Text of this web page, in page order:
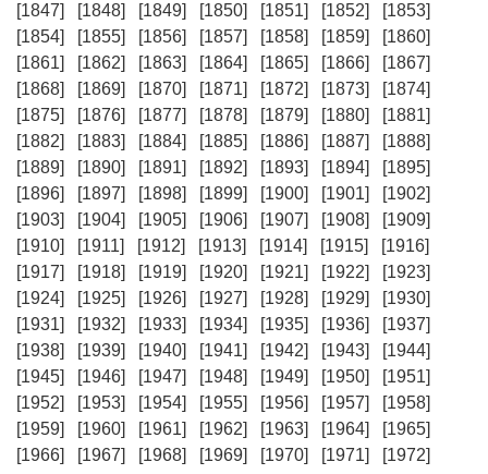
[1847]
[1848] [1849] [1850] [1851] [1852]
[1853]
[1854]
[1855] [1856] [1857] [1858] [1859]
[1860]
[1861]
[1862] [1863] [1864] [1865] [1866]
[1867]
[1868]
[1869] [1870] [1871] [1872] [1873]
[1874]
[1875]
[1876] [1877] [1878] [1879] [1880]
[1881]
[1882]
[1883] [1884] [1885] [1886] [1887]
[1888]
[1889]
[1890] [1891] [1892] [1893] [1894]
[1895]
[1896]
[1897] [1898] [1899] [1900] [1901]
[1902]
[1903]
[1904] [1905] [1906] [1907] [1908]
[1909]
[1910]
[1911] [1912] [1913] [1914] [1915]
[1916]
[1917]
[1918] [1919] [1920] [1921] [1922]
[1923]
[1924]
[1925] [1926] [1927] [1928] [1929]
[1930]
[1931]
[1932] [1933] [1934] [1935] [1936]
[1937]
[1938]
[1939] [1940] [1941] [1942] [1943]
[1944]
[1945]
[1946] [1947] [1948] [1949] [1950]
[1951]
[1952]
[1953] [1954] [1955] [1956] [1957]
[1958]
[1959]
[1960] [1961] [1962] [1963] [1964]
[1965]
[1966]
[1967] [1968] [1969] [1970] [1971]
[1972]